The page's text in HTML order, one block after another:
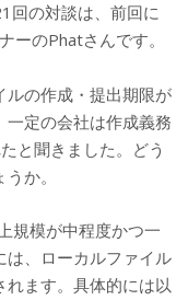
回の対談は、前回に
ーのPhatさんです。
の作成・提出期限が
一定の会社は作成義務
と聞きました。どう
か。
規模が中程度かつ一
は、ローカルファイル
ます。具体的には以